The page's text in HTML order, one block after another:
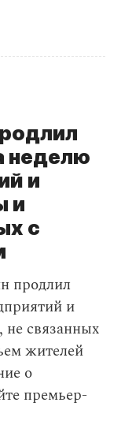
неделю
и
и
с
продлил
и
связанных
жителей
о
премьер-